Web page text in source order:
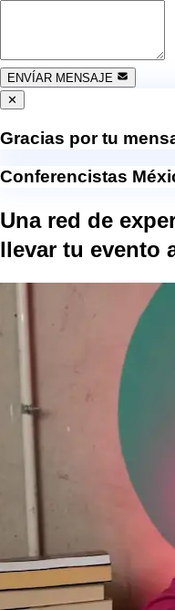
ENVÍAR MENSAJE
✕
Gracias por tu
Conferencistas
Una red de
llevar tu evento